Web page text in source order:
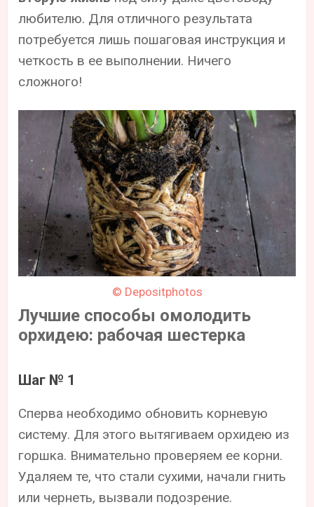
любителю. Для отличного результата
потребуется лишь пошаговая инструкция и
четкость в ее выполнении. Ничего
сложного!
© Depositphotos
Лучшие способы омолодить
орхидею: рабочая шестерка
Шаг № 1
Сперва необходимо обновить корневую
систему. Для этого вытягиваем орхидею из
горшка. Внимательно проверяем ее корни.
Удаляем те, что стали сухими, начали гнить
или чернеть, вызвали подозрение.